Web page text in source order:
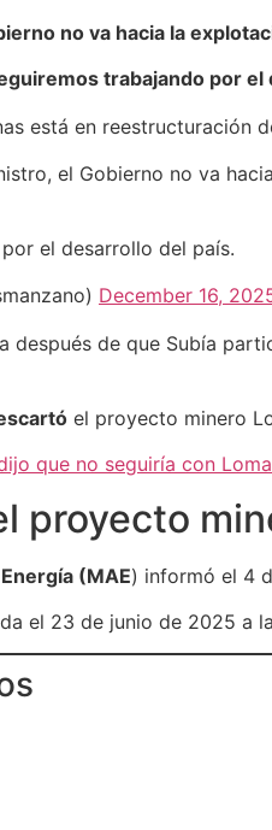
no va hacia la
trabajando por el
está en reestructuración
el Gobierno no va
el desarrollo del país.
December 16,
después de que Subía
el proyecto minero
que no seguiría con
proyecto
(MAE) informó el 4
el 23 de junio de 2025 a